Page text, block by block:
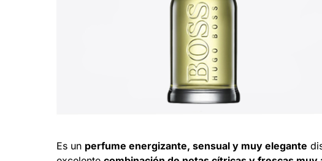
Es un perfume energizante, sensual y muy elegante